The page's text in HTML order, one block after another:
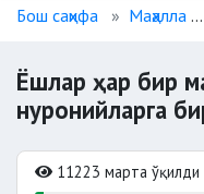
Бош саҳифа Маҳалла
Ёшлар ҳар бир
нуронийларга
11223 марта ўқилди